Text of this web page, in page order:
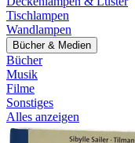
Tischlampen
Wandlampen
Bücher & Medien
Bücher
Musik
Filme
Sonstiges
Alles anzeigen